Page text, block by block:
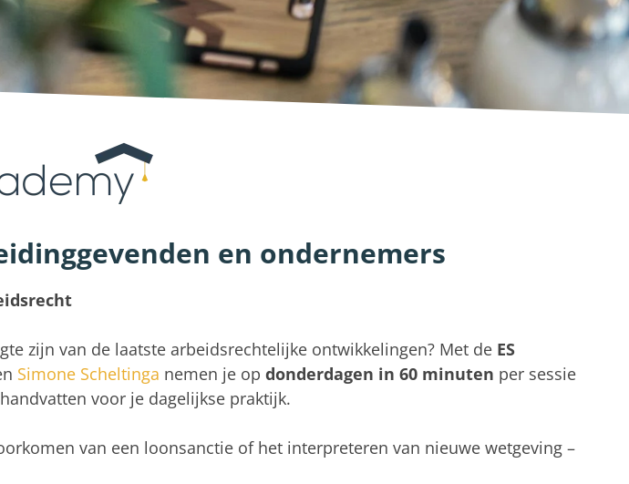
en ondernemers
zijn van de laatste arbeidsrechtelijke ontwikkelingen? Met de ES
Simone Scheltinga nemen je op donderdagen in 60 minuten per sessie
voor je dagelijkse praktijk.
van een loonsanctie of het interpreteren van nieuwe wetgeving –